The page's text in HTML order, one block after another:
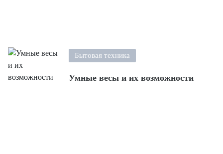
Бытовая техника
Умные весы и их возможности